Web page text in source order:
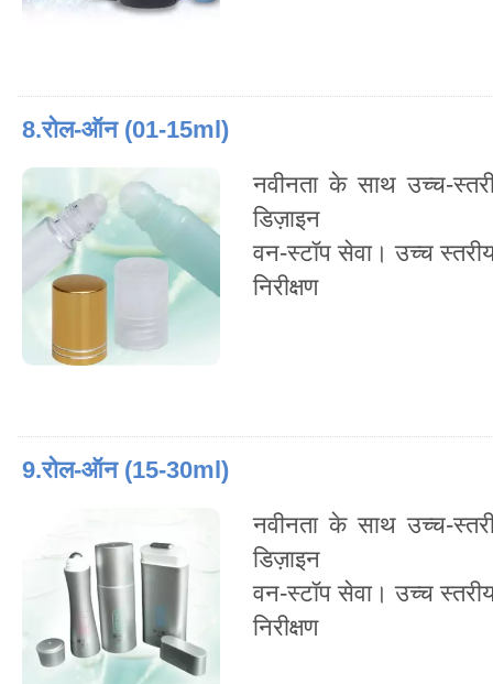
8.रोल-ऑन (01-15ml)
नवीनता के साथ उच्च-
डिज़ाइन
वन-स्टॉप सेवा। उच्च
निरीक्षण
9.रोल-ऑन (15-30ml)
नवीनता के साथ उच्च-
डिज़ाइन
वन-स्टॉप सेवा। उच्च
निरीक्षण